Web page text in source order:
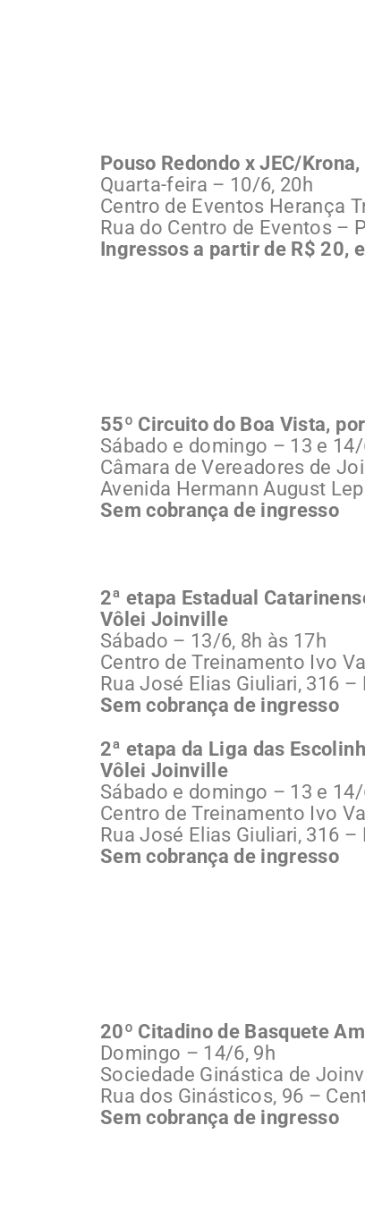
Pouso Redondo x JEC/
Quarta-feira – 10/6, 20h
Centro de Eventos Herança
Rua do Centro de Eventos –
Ingressos a partir de R$ 20,
55º Circuito do Boa Vista,
Sábado e domingo – 13 e
Câmara de Vereadores de
Avenida Hermann August
Sem cobrança de ingresso
2ª etapa Estadual
Vôlei Joinville
Sábado – 13/6, 8h às 17h
Centro de Treinamento Ivo
Rua José Elias Giuliari, 316 –
Sem cobrança de ingresso
2ª etapa da Liga das
Vôlei Joinville
Sábado e domingo – 13 e
Centro de Treinamento Ivo
Rua José Elias Giuliari, 316 –
Sem cobrança de ingresso
20º Citadino de Basquete
Domingo – 14/6, 9h
Sociedade Ginástica de
Rua dos Ginásticos, 96 –
Sem cobrança de ingresso